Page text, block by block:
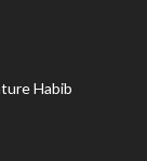
Habib